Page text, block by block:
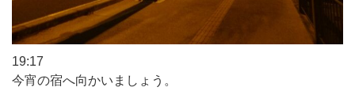
19:17
今宵の宿へ向かいましょう。